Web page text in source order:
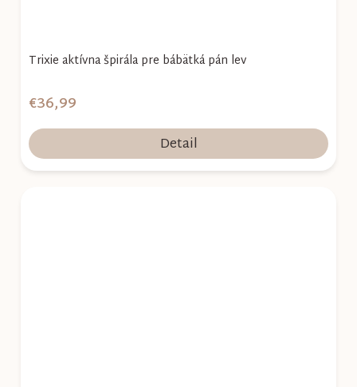
Trixie aktívna špirála pre bábätká pán lev
€36,99
Detail